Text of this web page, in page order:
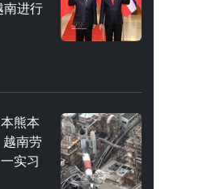
南进行
熊本
越南劳
实习